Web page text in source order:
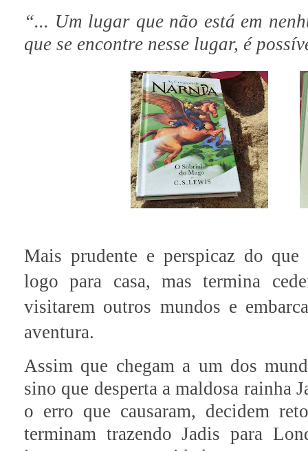
“... Um lugar que não está em
que se encontre nesse lugar, é
Mais prudente e perspicaz do
logo para casa, mas termina
visitarem outros mundos e
aventura.
Assim que chegam a um dos
sino que desperta a maldosa rainha
o erro que causaram, decidem
terminam trazendo Jadis para